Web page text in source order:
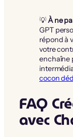
💡À ne
GPT
répond à
votre
enchaîne
cocon
FAQ
avec